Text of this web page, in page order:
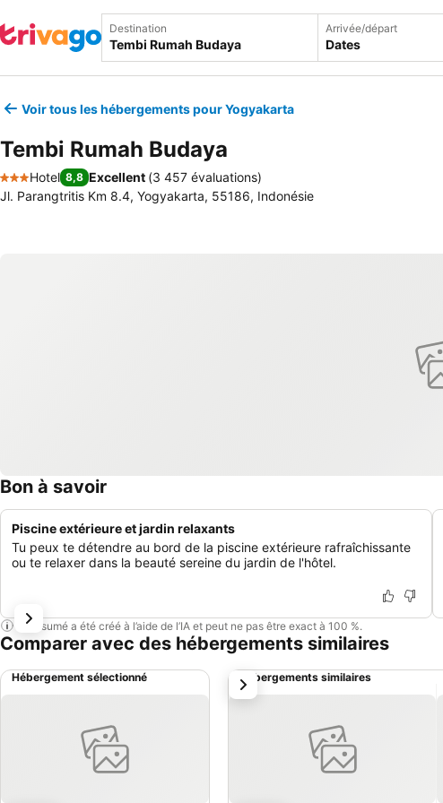
Destination Arrivée/départ
Dates
Voir tous les hébergements pour Yogyakarta
Tembi Rumah Budaya
3 Étoiles
Hotel 8,8 Excellent (3 457 évaluations)
Jl. Parangtritis Km 8.4, Yogyakarta, 55186, Indonésie
Bon à savoir
Piscine extérieure et jardin relaxants
Tu peux te détendre au bord de la piscine extérieure rafraîchissante
ou te relaxer dans la beauté sereine du jardin de l'hôtel.
Ce résumé a été créé à l’aide de l’IA et peut ne pas être exact à 100 %.
Comparer avec des hébergements similaires
Hébergement sélectionné Hébergements similaires
suivant